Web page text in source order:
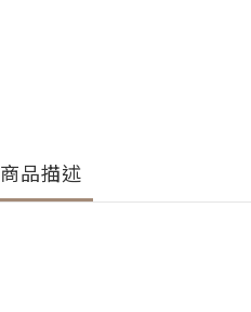
商品描述